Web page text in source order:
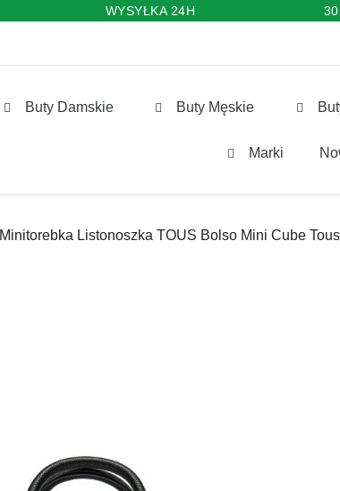
WYSYŁKA 24H
Buty Damskie Buty Męskie
Marki
Minitorebka Listonoszka TOUS Bolso Mini Cube